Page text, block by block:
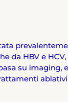
da HBV e
su imaging,